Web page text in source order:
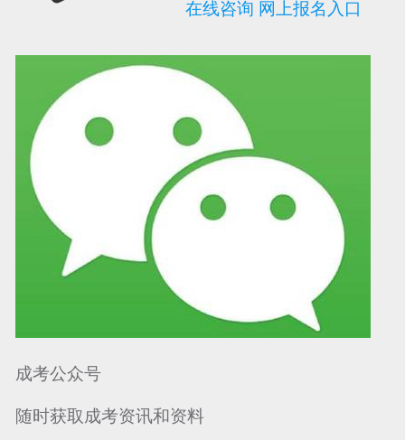
可信网站信用评 网络警察提醒你 诚信网站
在线咨询 网上报名入口
成考公众号
随时获取成考资讯和资料